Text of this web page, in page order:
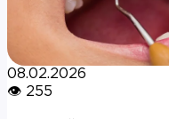
08.02.2026
👁 255